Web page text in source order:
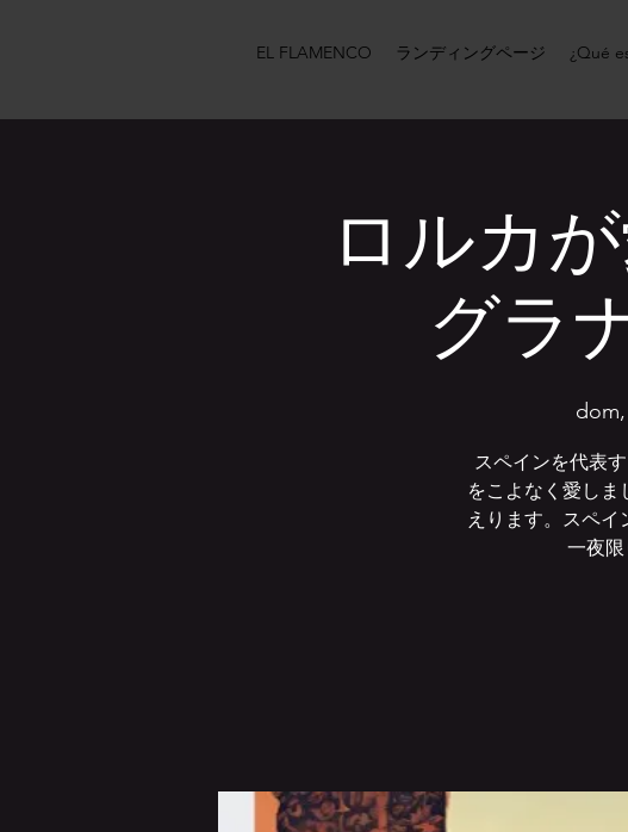
EL FLAMENCO ランディングページ ¿Qué
ロルカ
グラ
スペインを代表
をこよなく愛し
えります。スペ
一夜